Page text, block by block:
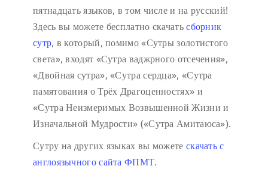
пятнадцать языков, в том числе и на русский!
Здесь вы можете бесплатно скачатьсборник
сутр, в который, помимо «Сутры золотистого
света», входят «Сутра ваджрного отсечения»,
«Двойная сутра», «Сутра сердца», «Сутра
памятования о Трёх Драгоценностях» и
«Сутра Неизмеримых Возвышенной Жизни и
Изначальной Мудрости» («Сутра Амитаюса»).
Сутру на других языках вы можете скачать с
англоязычного сайта ФПМТ.